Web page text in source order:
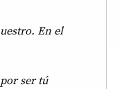
En el
ser tú